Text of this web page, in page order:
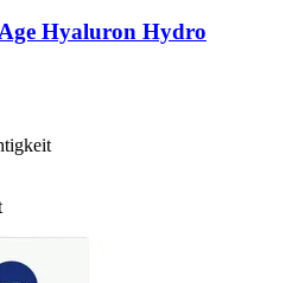
Hyaluron Hydro